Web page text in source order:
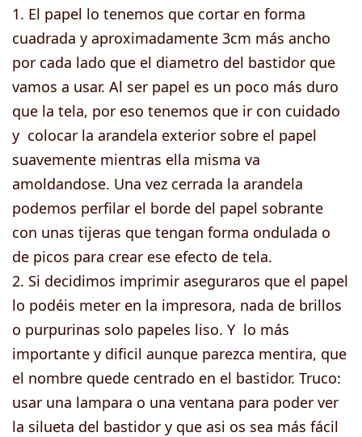
1. El papel lo tenemos que cortar en forma
cuadrada y aproximadamente 3cm más ancho
por cada lado que el diametro del bastidor que
vamos a usar. Al ser papel es un poco más duro
que la tela, por eso tenemos que ir con cuidado
y colocar la arandela exterior sobre el papel
suavemente mientras ella misma va
amoldandose. Una vez cerrada la arandela
podemos perfilar el borde del papel sobrante
con unas tijeras que tengan forma ondulada o
de picos para crear ese efecto de tela.
2. Si decidimos imprimir aseguraros que el papel
lo podéis meter en la impresora, nada de brillos
o purpurinas solo papeles liso. Y lo más
importante y dificil aunque parezca mentira, que
el nombre quede centrado en el bastidor. Truco:
usar una lampara o una ventana para poder ver
la silueta del bastidor y que asi os sea más fácil